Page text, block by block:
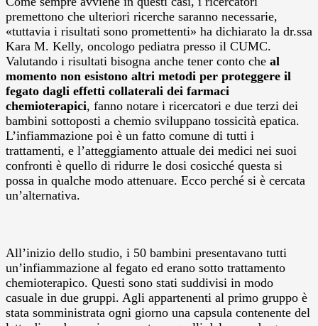
premettono che ulteriori ricerche saranno necessarie,
«tuttavia i risultati sono promettenti» ha dichiarato la dr.ssa
Kara M. Kelly, oncologo pediatra presso il CUMC.
Valutando i risultati bisogna anche tener conto che al
momento non esistono altri metodi per proteggere il
fegato dagli effetti collaterali dei farmaci
chemioterapici, fanno notare i ricercatori e due terzi dei
bambini sottoposti a chemio sviluppano tossicità epatica.
L’infiammazione poi è un fatto comune di tutti i
trattamenti, e l’atteggiamento attuale dei medici nei suoi
confronti è quello di ridurre le dosi cosicché questa si
possa in qualche modo attenuare. Ecco perché si è cercata
un’alternativa.
All’inizio dello studio, i 50 bambini presentavano tutti
un’infiammazione al fegato ed erano sotto trattamento
chemioterapico. Questi sono stati suddivisi in modo
casuale in due gruppi. Agli appartenenti al primo gruppo è
stata somministrata ogni giorno una capsula contenente del